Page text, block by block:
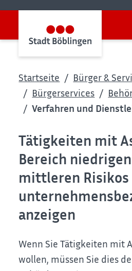
Startseite
Bürger &
Bürgerservices
Verfahren und
Tätigkeiten mit
Bereich
mittleren Risikos
anzeigen
Wenn Sie Tätigkeiten mit
wollen, müssen Sie dies